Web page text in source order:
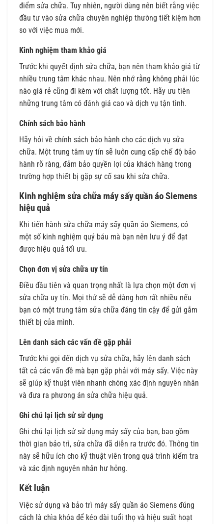
điểm sửa chữa. Tuy nhiên, người dùng nên biết rằng việc
đầu tư vào sửa chữa chuyên nghiệp thường tiết kiệm hơn
so với việc mua mới.
Kinh nghiệm tham khảo giá
Trước khi quyết định sửa chữa, bạn nên tham khảo giá từ
nhiều trung tâm khác nhau. Nên nhớ rằng không phải lúc
nào giá rẻ cũng đi kèm với chất lượng tốt. Hãy ưu tiên
những trung tâm có đánh giá cao và dịch vụ tận tình.
Chính sách bảo hành
Hãy hỏi về chính sách bảo hành cho các dịch vụ sửa
chữa. Một trung tâm uy tín sẽ luôn cung cấp chế độ bảo
hành rõ ràng, đảm bảo quyền lợi của khách hàng trong
trường hợp thiết bị gặp sự cố sau khi sửa chữa.
Kinh nghiệm sửa chữa máy sấy quần áo Siemens
hiệu quả
Khi tiến hành sửa chữa máy sấy quần áo Siemens, có
một số kinh nghiệm quý báu mà bạn nên lưu ý để đạt
được hiệu quả tối ưu.
Chọn đơn vị sửa chữa uy tín
Điều đầu tiên và quan trọng nhất là lựa chọn một đơn vị
sửa chữa uy tín. Mọi thứ sẽ dễ dàng hơn rất nhiều nếu
bạn có một trung tâm sửa chữa đáng tin cậy để gửi gắm
thiết bị của mình.
Lên danh sách các vấn đề gặp phải
Trước khi gọi đến dịch vụ sửa chữa, hãy lên danh sách
tất cả các vấn đề mà bạn gặp phải với máy sấy. Việc này
sẽ giúp kỹ thuật viên nhanh chóng xác định nguyên nhân
và đưa ra phương án sửa chữa hiệu quả.
Ghi chú lại lịch sử sử dụng
Ghi chú lại lịch sử sử dụng máy sấy của bạn, bao gồm
thời gian bảo trì, sửa chữa đã diễn ra trước đó. Thông tin
này sẽ hữu ích cho kỹ thuật viên trong quá trình kiểm tra
và xác định nguyên nhân hư hỏng.
Kết luận
Việc sử dụng và bảo trì máy sấy quần áo Siemens đúng
cách là chìa khóa để kéo dài tuổi thọ và hiệu suất hoạt